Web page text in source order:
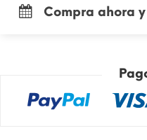
Compra ahora